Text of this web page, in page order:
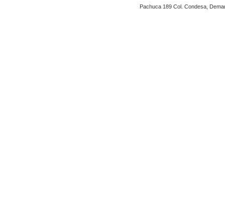
Pachuca 189 Col. Condesa,